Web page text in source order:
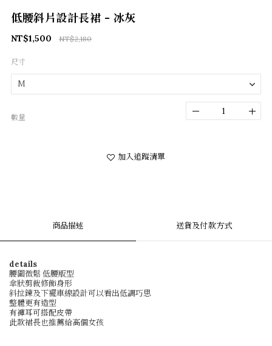
低腰斜片設計長裙 - 冰灰
NT$2,180
NT$1,500
尺寸
數量
加入追蹤清單
商品描述 送貨及付款方式
details
腰圍微鬆 低腰版型
傘狀剪裁修飾身形
斜拉鍊及下襬車線設計可以看出低調巧思
整體更有造型
有褲耳可搭配皮帶
此款裙長也推薦給高個女孩